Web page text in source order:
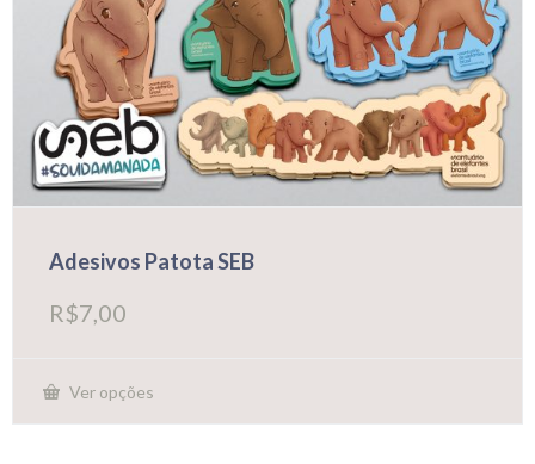
Adesivos Patota SEB
R$7,00
Ver opções
Este
produto